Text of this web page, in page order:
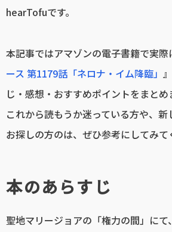
hearTofuです。
本記事ではアマゾンの電子書籍で実際
ース 第1179話「ネロナ・イム降臨」
じ・感想・おすすめポイントをまとめ
これから読もうか迷っている方や、
お探しの方のは、ぜひ参考にしてみて
本のあらすじ
聖地マリージョアの「権力の間」に